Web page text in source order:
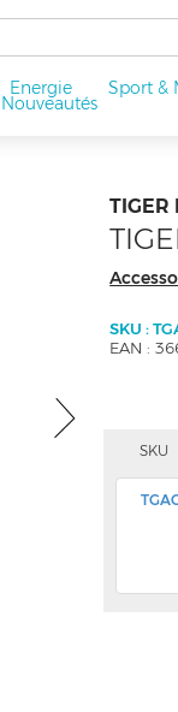
Energie Sport &
Nouveautés
TIGER
SKU :
EAN :
SKU